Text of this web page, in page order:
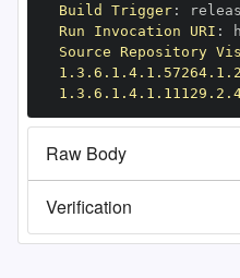
Build Trigger:
Run Invocation URI :
Source Repository
Raw Body
Verification